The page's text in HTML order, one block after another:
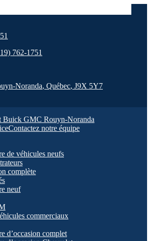
762-1751
Noranda, Québec, J9X 5Y7
Contactez notre équipe
de véhicules neufs
complète
neuf
commerciaux
d’occasion complet